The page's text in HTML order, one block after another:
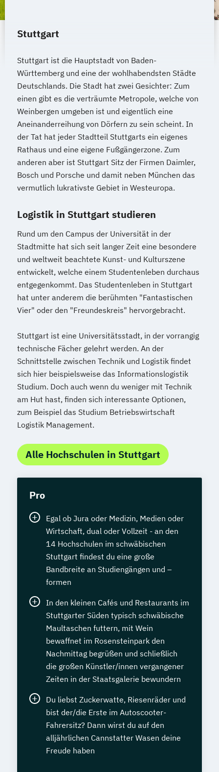
Stuttgart
Stuttgart ist die Hauptstadt von Baden-
Württemberg und eine der wohlhabendsten Städte
Deutschlands. Die Stadt hat zwei Gesichter: Zum
einen gibt es die verträumte Metropole, welche von
Weinbergen umgeben ist und eigentlich eine
Aneinanderreihung von Dörfern zu sein scheint. In
der Tat hat jeder Stadtteil Stuttgarts ein eigenes
Rathaus und eine eigene Fußgängerzone. Zum
anderen aber ist Stuttgart Sitz der Firmen Daimler,
Bosch und Porsche und damit neben München das
vermutlich lukrativste Gebiet in Westeuropa.
Logistik in Stuttgart studieren
Rund um den Campus der Universität in der
Stadtmitte hat sich seit langer Zeit eine besondere
und weltweit beachtete Kunst- und Kulturszene
entwickelt, welche einem Studentenleben durchaus
entgegenkommt. Das Studentenleben in Stuttgart
hat unter anderem die berühmten "Fantastischen
Vier" oder den "Freundeskreis" hervorgebracht.
Stuttgart ist eine Universitätsstadt, in der vorrangig
technische Fächer gelehrt werden. An der
Schnittstelle zwischen Technik und Logistik findet
sich hier beispielsweise das Informationslogistik
Studium. Doch auch wenn du weniger mit Technik
am Hut hast, finden sich interessante Optionen,
zum Beispiel das Studium Betriebswirtschaft
Logistik Management.
Alle Hochschulen in Stuttgart
Pro
Egal ob Jura oder Medizin, Medien oder
Wirtschaft, dual oder Vollzeit - an den
14 Hochschulen im schwäbischen
Stuttgart findest du eine große
Bandbreite an Studiengängen und –
formen
In den kleinen Cafés und Restaurants im
Stuttgarter Süden typisch schwäbische
Maultaschen futtern, mit Wein
bewaffnet im Rosensteinpark den
Nachmittag begrüßen und schließlich
die großen Künstler/innen vergangener
Zeiten in der Staatsgalerie bewundern
Du liebst Zuckerwatte, Riesenräder und
bist der/die Erste im Autoscooter-
Fahrersitz? Dann wirst du auf den
alljährlichen Cannstatter Wasen deine
Freude haben